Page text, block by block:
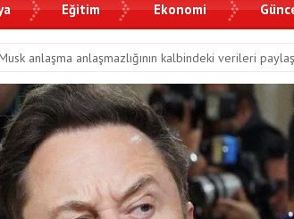
Eğitim Ekonomi
anlaşma anlaşmazlığının kalbindeki verileri